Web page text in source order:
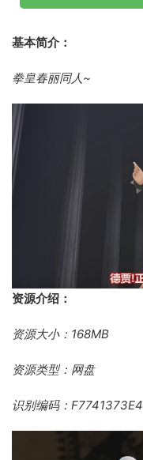
基本简介：
拳皇春丽同人~
资源介绍：
资源大小：168MB
资源类型：网盘
识别编码：F7741373E4